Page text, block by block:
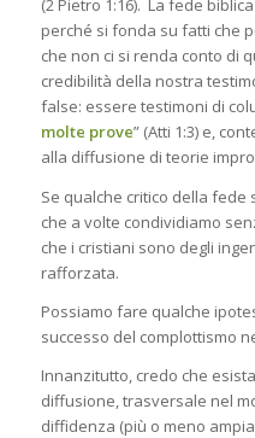
(2 Pietro 1:16). La fede
perché si fonda su fatti che
che non ci si renda conto di
credibilità della nostra
false: essere testimoni di
molte prove” (Atti 1:3) e,
alla diffusione di teorie
Se qualche critico della
che a volte condividiamo
che i cristiani sono degli
rafforzata.
Possiamo fare qualche
successo del complottismo
Innanzitutto, credo che
diffusione, trasversale nel
diffidenza (più o meno